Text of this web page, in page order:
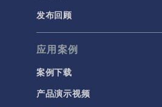
半导体器件
带电粒子追踪
波动光学
等离子体物理
发布回顾
应用案例
案例下载
产品演示视频